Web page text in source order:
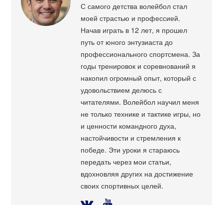
С самого детства волейбол стал
моей страстью и профессией.
Начав играть в 12 лет, я прошел
путь от юного энтузиаста до
профессионального спортсмена. За
годы тренировок и соревнований я
накопил огромный опыт, который с
удовольствием делюсь с
читателями. Волейбол научил меня
не только технике и тактике игры, но
и ценности командного духа,
настойчивости и стремления к
победе. Эти уроки я стараюсь
передать через мои статьи,
вдохновляя других на достижение
своих спортивных целей.